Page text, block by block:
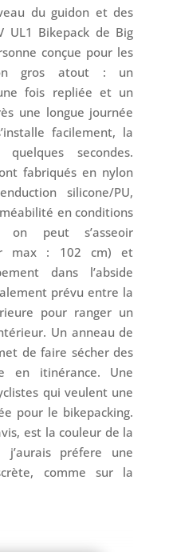
du guidon et des
UL1 Bikepack de Big
conçue pour les
gros atout : un
fois repliée et un
une longue journée
facilement, la
secondes.
fabriqués en nylon
silicone/PU,
en conditions
on peut s’asseoir
max : 102 cm) et
dans l’abside
prévu entre la
pour ranger un
Un anneau de
de faire sécher des
en itinérance. Une
qui veulent une
pour le bikepacking.
est la couleur de la
préfere une
comme sur la